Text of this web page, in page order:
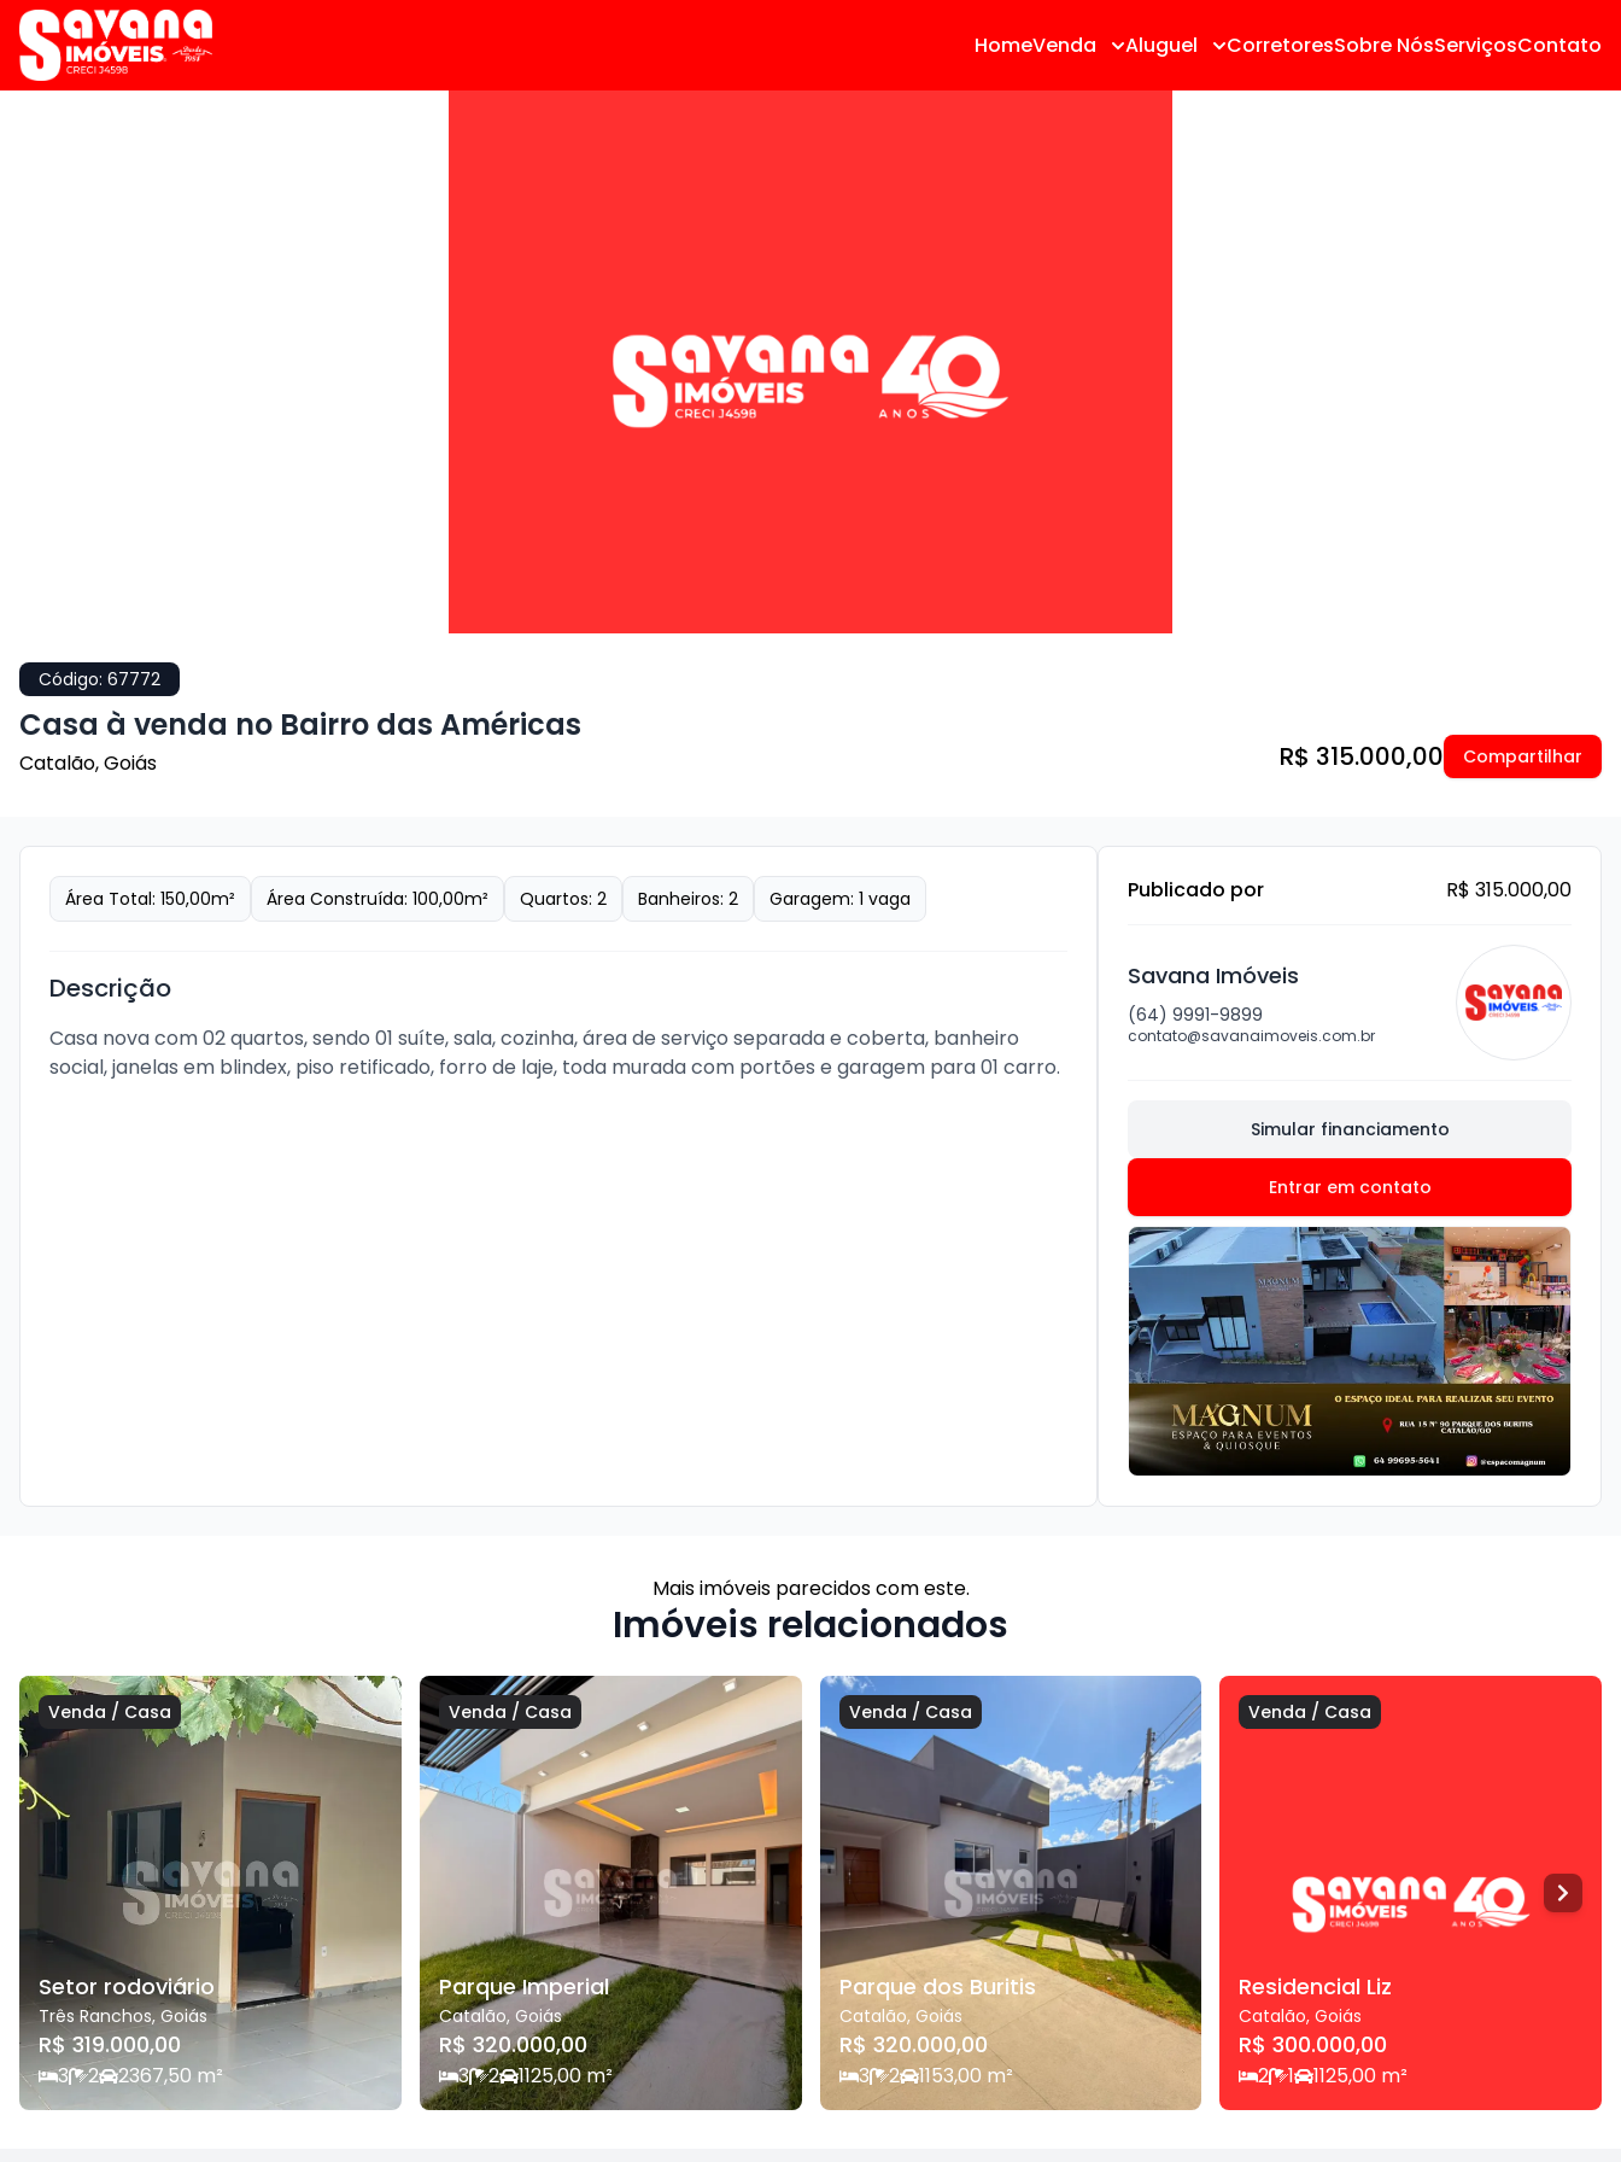
HomeVenda Aluguel CorretoresSobre NósServiçosContato
Código: 67772
Casa à venda no Bairro das Américas
Catalão,Goiás R$ 315.000,00 Compartilhar
Área Total: 150,00m² Área Construída: 100,00m² Quartos: 2 Banheiros: 2 Garagem: 1 vaga
Descrição
Casa nova com 02 quartos, sendo 01 suíte, sala, cozinha, área de serviço separada e coberta, banheiro
social, janelas em blindex, piso retificado, forro de laje, toda murada com portões e garagem para 01 carro.
Publicado por R$ 315.000,00
Savana Imóveis
(64) 9991-9899
contato@savanaimoveis.com.br
Simular financiamento
Entrar em contato
Mais imóveis parecidos com este.
Imóveis relacionados
Venda / Casa
Setor rodoviário
Três Ranchos,Goiás
R$ 319.000,00
3 2 2367,50 m²
Venda / Casa
Parque Imperial
Catalão, Goiás
R$ 320.000,00
3 2 1125,00 m²
Venda / Casa
Parque dos Buritis
Catalão, Goiás
R$ 320.000,00
3 2 1153,00 m²
Venda / Casa
Residencial Liz
Catalão,Goiás
R$ 300.000,00
2 1 1125,00 m²